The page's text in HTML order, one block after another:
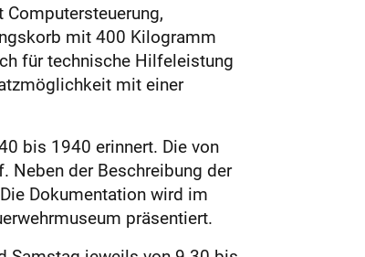
Computersteuerung,
mit 400 Kilogramm
für technische Hilfeleistung
mit einer
bis 1940 erinnert. Die von
Neben der Beschreibung der
Dokumentation wird im
präsentiert.